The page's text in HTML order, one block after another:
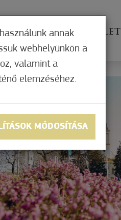
KÉPVISELŐ TESTÜLET
annak
webhelyünkön a
valamint a
elemzéséhez.
MÓDOSÍTÁSA